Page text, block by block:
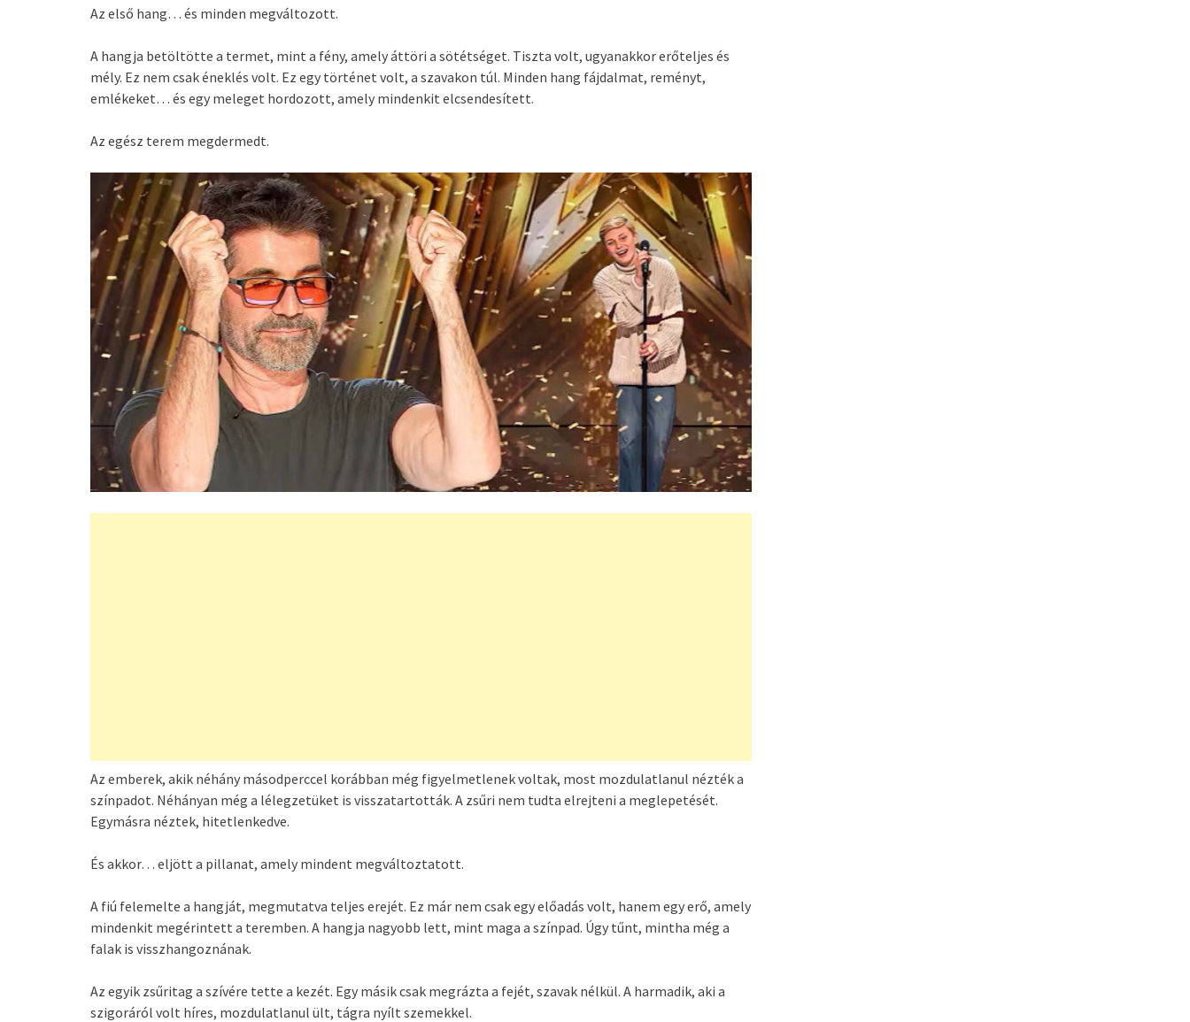
Az első hang… és minden megváltozott.
A hangja betöltötte a termet, mint a fény, amely áttöri a sötétséget. Tiszta volt, ugyanakkor erőteljes és
mély. Ez nem csak éneklés volt. Ez egy történet volt, a szavakon túl. Minden hang fájdalmat, reményt,
emlékeket… és egy meleget hordozott, amely mindenkit elcsendesített.
Az egész terem megdermedt.
Az emberek, akik néhány másodperccel korábban még figyelmetlenek voltak, most mozdulatlanul nézték a
színpadot. Néhányan még a lélegzetüket is visszatartották. A zsűri nem tudta elrejteni a meglepetését.
Egymásra néztek, hitetlenkedve.
És akkor… eljött a pillanat, amely mindent megváltoztatott.
A fiú felemelte a hangját, megmutatva teljes erejét. Ez már nem csak egy előadás volt, hanem egy erő, amely
mindenkit megérintett a teremben. A hangja nagyobb lett, mint maga a színpad. Úgy tűnt, mintha még a
falak is visszhangoznának.
Az egyik zsűritag a szívére tette a kezét. Egy másik csak megrázta a fejét, szavak nélkül. A harmadik, aki a
szigoráról volt híres, mozdulatlanul ült, tágra nyílt szemekkel.